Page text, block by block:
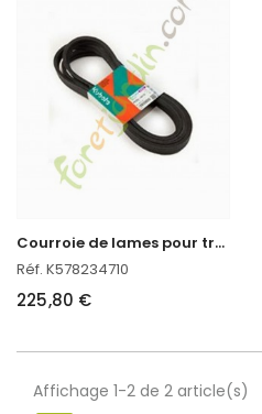
C
ourroie de lames pour tracteur Kubota
Réf. K578234710
225,80 €
Affichage 1-2 de 2 article(s)